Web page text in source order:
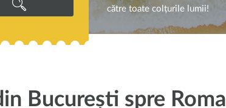
către toate colțurile lumii!
București spre Roma